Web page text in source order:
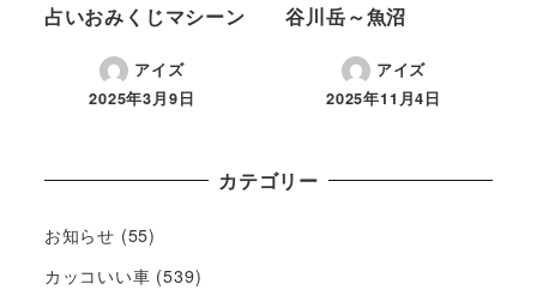
占いおみくじマシーン
アイズ
2025年3月9日
谷川岳～魚沼
アイズ
2025年11月4日
カテゴリー
お知らせ (55)
カッコいい車 (539)